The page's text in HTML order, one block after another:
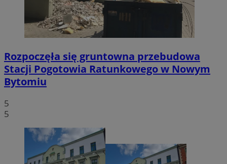
Rozpoczęła się gruntowna przebudowa
Stacji Pogotowia Ratunkowego w Nowym
Bytomiu
5
5